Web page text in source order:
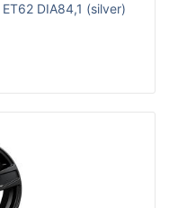
DIA84,1 (silver)